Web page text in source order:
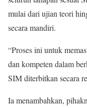
mulai dari ujian teori
secara mandiri.
“Proses ini untuk
dan kompeten dalam
SIM diterbitkan secara
Ia menambahkan,